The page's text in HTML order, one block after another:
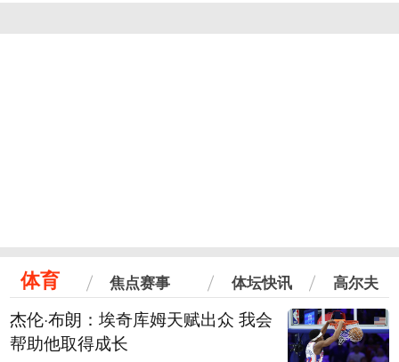
体育 焦点赛事 体坛快讯 高尔夫
杰伦·布朗：埃奇库姆天赋出众 我会
帮助他取得成长